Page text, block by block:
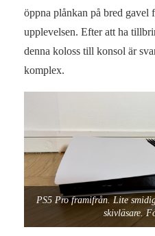
öppna plånkan på bred gavel
upplevelsen. Efter att ha
denna koloss till konsol är
komplex.
PS5 Pro framifrån. Lite
skivläsare.